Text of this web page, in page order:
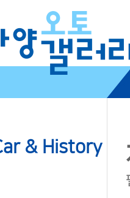
& History